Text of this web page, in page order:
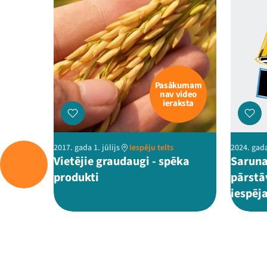
Pasākumam
nav video
ieraksta
2017. gada 1. jūlijs Iespēju telts
Vietējie graudaugi - spēka
produkti
2024.